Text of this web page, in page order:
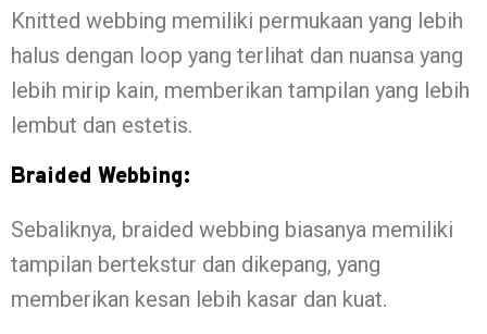
Knitted webbing memiliki permukaan yang lebih
halus dengan loop yang terlihat dan nuansa yang
lebih mirip kain, memberikan tampilan yang lebih
lembut dan estetis.
Braided Webbing:
Sebaliknya, braided webbing biasanya memiliki
tampilan bertekstur dan dikepang, yang
memberikan kesan lebih kasar dan kuat.